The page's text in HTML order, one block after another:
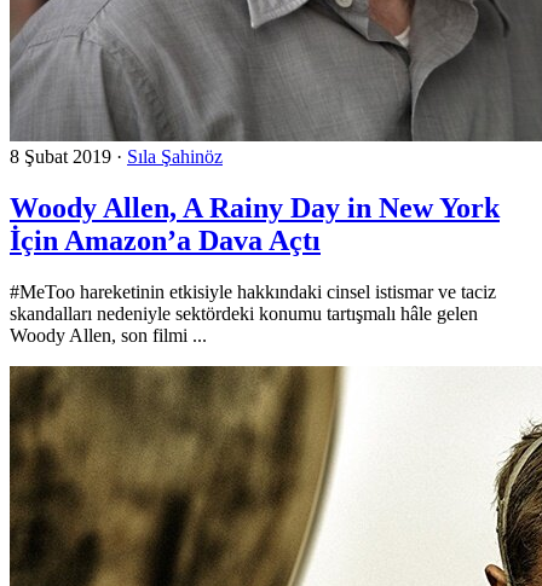
8 Şubat 2019 · Sıla Şahinöz
Woody Allen, A Rainy Day in New York
İçin Amazon’a Dava Açtı
#MeToo hareketinin etkisiyle hakkındaki cinsel istismar ve taciz
skandalları nedeniyle sektördeki konumu tartışmalı hâle gelen
Woody Allen, son filmi ...